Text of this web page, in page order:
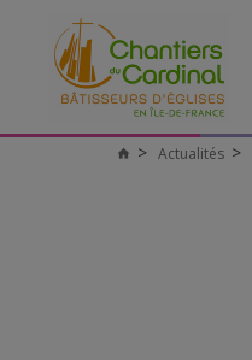
Chantiers
Actualités